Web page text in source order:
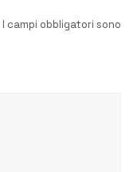
I campi obbligatori sono